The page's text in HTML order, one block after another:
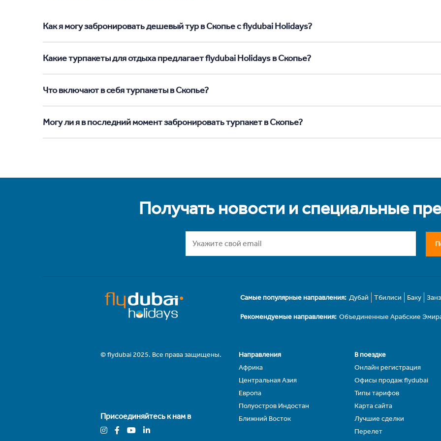
Как я могу забронировать дешевый тур в Скопье с flydubai Holidays?
Какие турпакеты для отдыха предлагает flydubai Holidays в Скопье?
Что включают в себя турпакеты в Скопье?
Могу ли я в последний момент забронировать турпакет в Скопье?
Получать новости и специальные
Самые популярные направления: Дубай Тбилиси Баку
Рекомендуемые направления: Объединенные Арабские
© flydubai 2025. Все права защищены.
Присоединяйтесь к нам в
Направления
Африка
Центральная Азия
Европа
Полуостров Индостан
Ближний Восток
В поездке
Онлайн регистрация
Офисы продаж flydubai
Типы тарифов
Карта сайта
Лучшие сделки
Перелет